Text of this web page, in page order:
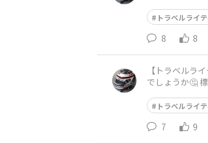
トラベルライ
8 8
【トラベルライティン
でしょうか🤔
トラベルライ
7 9